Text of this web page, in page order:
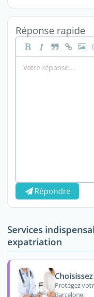
Réponse rapide
Répondre
Services
expatriation
Protégez
Barcelone.